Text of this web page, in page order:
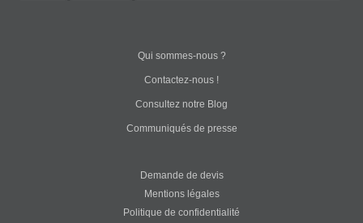
Demande de devis
Mentions légales
Politique de confidentialité
Qui sommes-nous ?
Contactez-nous !
Consultez notre Blog
Communiqués de presse